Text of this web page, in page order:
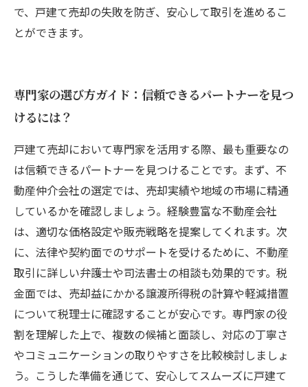
で、戸建て売却の失敗を防ぎ、安心して取引を進めるこ
とができます。
専門家の選び方ガイド：信頼できるパートナーを見つ
けるには？
戸建て売却において専門家を活用する際、最も重要なの
は信頼できるパートナーを見つけることです。まず、不
動産仲介会社の選定では、売却実績や地域の市場に精通
しているかを確認しましょう。経験豊富な不動産会社
は、適切な価格設定や販売戦略を提案してくれます。次
に、法律や契約面でのサポートを受けるために、不動産
取引に詳しい弁護士や司法書士の相談も効果的です。税
金面では、売却益にかかる譲渡所得税の計算や軽減措置
について税理士に確認することが安心です。専門家の役
割を理解した上で、複数の候補と面談し、対応の丁寧さ
やコミュニケーションの取りやすさを比較検討しましょ
う。こうした準備を通じて、安心してスムーズに戸建て